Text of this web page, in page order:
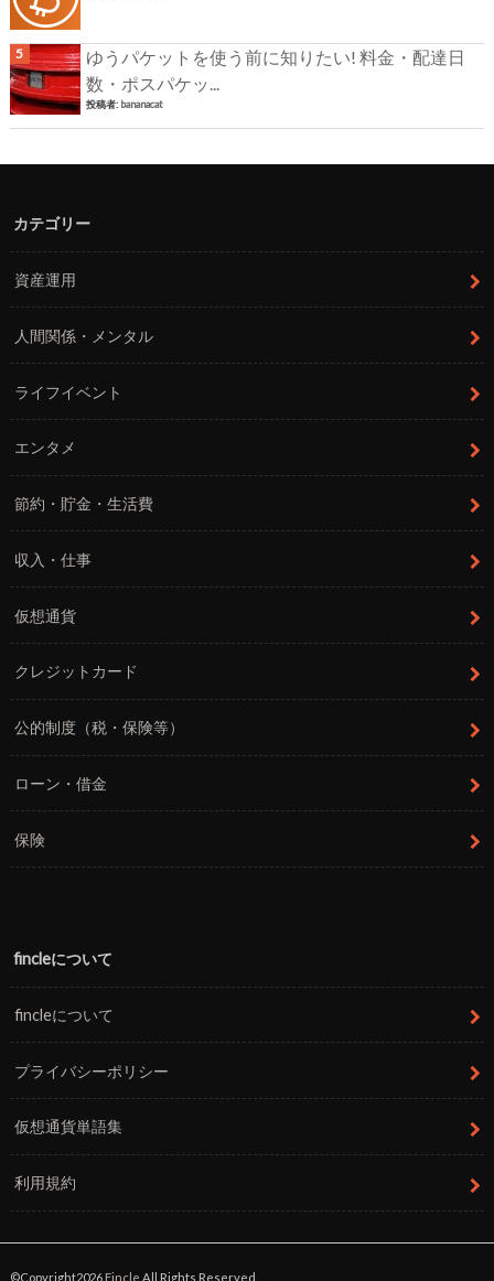
ゆうパケットを使う前に知りたい! 料金・配達日
数・ポスパケッ...
投稿者: bananacat
カテゴリー
資産運用
人間関係・メンタル
ライフイベント
エンタメ
節約・貯金・生活費
収入・仕事
仮想通貨
クレジットカード
公的制度（税・保険等）
ローン・借金
保険
fincleについて
fincleについて
プライバシーポリシー
仮想通貨単語集
利用規約
©Copyright2026 Fincle .All Rights Reserved.